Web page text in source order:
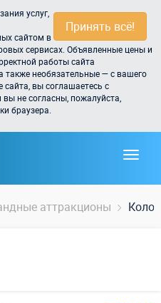
Принять всё!
услуг,
сайтом в
сервисах. Объявленные цены и
работы сайта
также необязательные — с вашего
вы соглашаетесь с
не согласны, пожалуйста,
браузера.
аттракционы